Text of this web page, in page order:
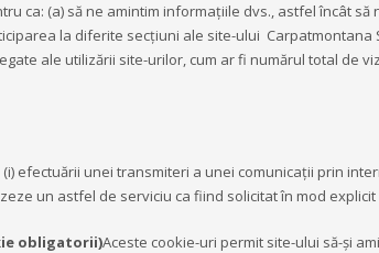
ca: (a) să ne amintim informațiile dvs., astfel încât
la diferite secțiuni ale site-ului Carpatmontana
ale utilizării site-urilor, cum ar fi numărul total de
efectuării unei transmiteri a unei comunicații prin
un astfel de serviciu ca fiind solicitat în mod explicit
obligatorii)Aceste cookie-uri permit site-ului să-și